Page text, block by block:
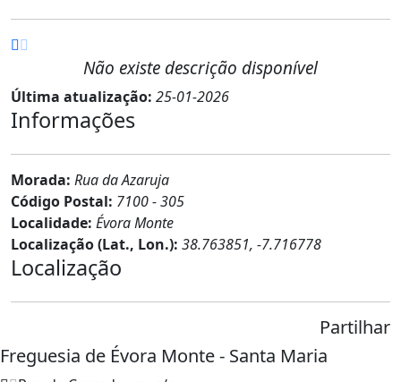
Não existe descrição disponível
Última atualização: 25-01-2026
Informações
Morada: Rua da Azaruja
Código Postal: 7100 - 305
Localidade: Évora Monte
Localização (Lat., Lon.): 38.763851, -7.716778
Localização
Partilhar
Freguesia de Évora Monte - Santa Maria